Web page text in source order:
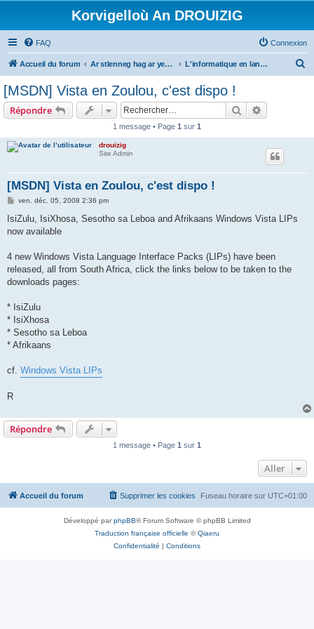
Korvigelloù An DROUIZIG
FAQ Connexion
Accueil du forum Ar stlenneg hag ar yezhoù bihan er bed a-bezh L'informatique en langues régionales et minoritaires
[MSDN] Vista en Zoulou, c'est dispo !
Répondre Rechercher
1 message • Page 1 sur 1
drouizig
Site Admin
[MSDN] Vista en Zoulou, c'est dispo !
M
s
a
ven. déc. 05, 2008 2:36 pm
IsiZulu, IsiXhosa, Sesotho sa Leboa and Afrikaans Windows Vista LIPs
now available
4 new Windows Vista Language Interface Packs (LIPs) have been
released, all from South Africa, click the links below to be taken to the
downloads pages:
* IsiZulu
* IsiXhosa
* Sesotho sa Leboa
* Afrikaans
cf. Windows Vista LIPs
R
Répondre
1 message • Page 1 sur 1
Aller
Accueil du forum Fuseau horaire sur UTC+01:00
Supprimer les cookies
Développé parphpBB® Forum Software © phpBB Limited
Traduction française officielle ©Qiaeru
Confidentialité | Conditions